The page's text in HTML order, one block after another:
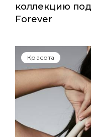
коллекцию
Forever
Красота